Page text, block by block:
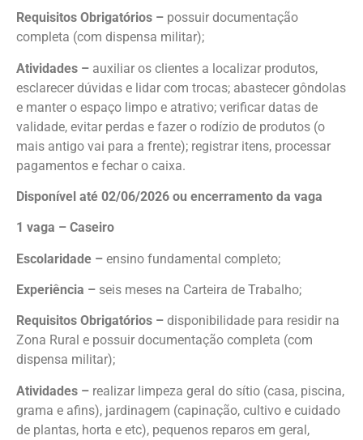
Requisitos Obrigatórios – possuir documentação
completa (com dispensa militar);
Atividades – auxiliar os clientes a localizar produtos,
esclarecer dúvidas e lidar com trocas; abastecer gôndolas
e manter o espaço limpo e atrativo; verificar datas de
validade, evitar perdas e fazer o rodízio de produtos (o
mais antigo vai para a frente); registrar itens, processar
pagamentos e fechar o caixa.
Disponível até 02/06/2026 ou encerramento da vaga
1 vaga – Caseiro
Escolaridade – ensino fundamental completo;
Experiência – seis meses na Carteira de Trabalho;
Requisitos Obrigatórios – disponibilidade para residir na
Zona Rural e possuir documentação completa (com
dispensa militar);
Atividades – realizar limpeza geral do sítio (casa, piscina,
grama e afins), jardinagem (capinação, cultivo e cuidado
de plantas, horta e etc), pequenos reparos em geral,